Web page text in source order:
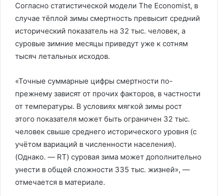
Согласно статистической модели The Economist, в
случае тёплой зимы смертность превысит средний
исторический показатель на 32 тыс. человек, а
суровые зимние месяцы приведут уже к сотням
тысяч летальных исходов.
«Точные суммарные цифры смертности по-
прежнему зависят от прочих факторов, в частности
от температуры. В условиях мягкой зимы рост
этого показателя может быть ограничен 32 тыс.
человек свыше среднего исторического уровня (с
учётом вариаций в численности населения).
(Однако. — RT) суровая зима может дополнительно
унести в общей сложности 335 тыс. жизней», —
отмечается в материале.